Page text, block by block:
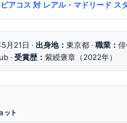
ピアコス 対 レアル・マドリード
月21日 · 出身地： 東京都 · 職業：
· 受賞歴： 紫綬褒章（2022年）
ット